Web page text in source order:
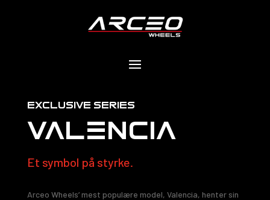
exclusıve serıes
VALENCIA
Et symbol på styrke.
Arceo Wheels’ mest populære model, Valencia, henter sin